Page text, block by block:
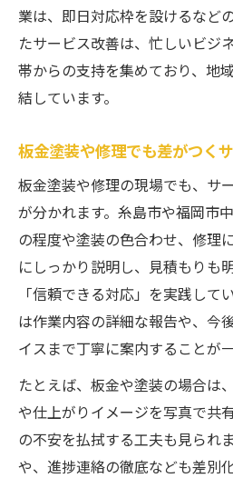
業は、即日対応枠を設けるなど
たサービス改善は、忙しいビジ
帯からの支持を集めており、地
結しています。
板金塗装や修理でも差がつく
板金塗装や修理の現場でも、サ
が分かれます。糸島市や福岡市
の程度や塗装の色合わせ、修理
にしっかり説明し、見積もりも
「信頼できる対応」を実践して
は作業内容の詳細な報告や、今
イスまで丁寧に案内することが一
たとえば、板金や塗装の場合は
や仕上がりイメージを写真で共
の不安を払拭する工夫も見られ
や、進捗連絡の徹底なども差別